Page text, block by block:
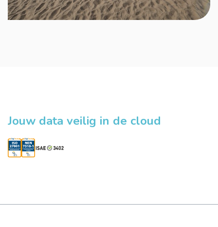
Jouw data veilig in de cloud